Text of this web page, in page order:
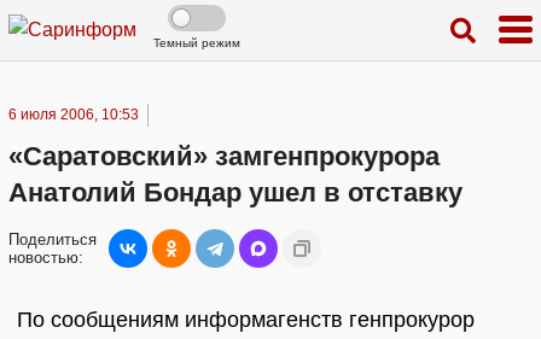
Темный режим
6 июля 2006, 10:53
«Саратовский» замгенпрокурора
Анатолий Бондар ушел в отставку
Поделиться
новостью:
По сообщениям информагенств генпрокурор